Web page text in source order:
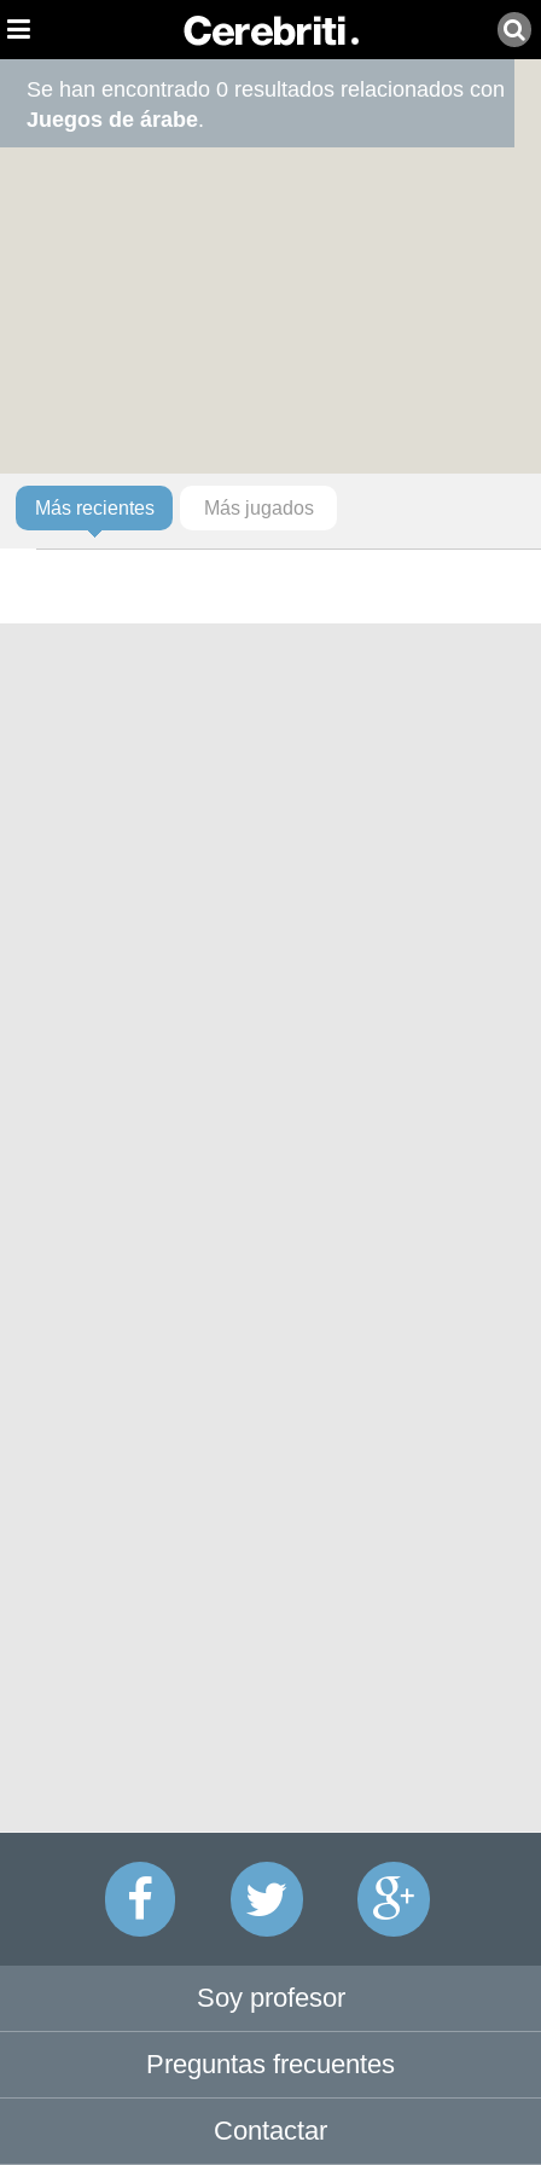
Se han encontrado 0 resultados relacionados con
Juegos de árabe.
Más recientes Más jugados
Soy profesor
Preguntas frecuentes
Contactar